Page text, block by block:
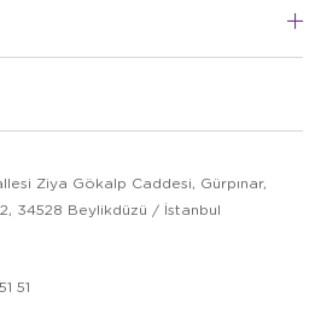
Ziya Gökalp Caddesi, Gürpınar,
34528 Beylikdüzü / İstanbul
51